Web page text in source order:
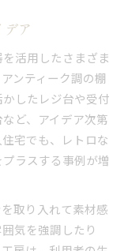
ア
活用したさまざま
ンティーク調の棚
したレジ台や受付
ど、アイデア次第
宅でも、レトロな
ラスする事例が増
取り入れて素材感
気を強調したり